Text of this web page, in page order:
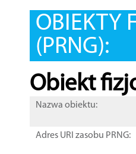
OBIEKTY
(PRNG):
Obiekt
Nazwa obiektu:
Adres URI zasobu PRNG: